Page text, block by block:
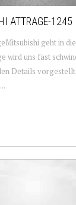
ATTRAGE-1245
geht in
wird uns fast
Details